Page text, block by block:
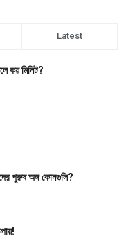
Latest
কয় মিনিট?
পুরুষ অঙ্গ কোনগুলি?